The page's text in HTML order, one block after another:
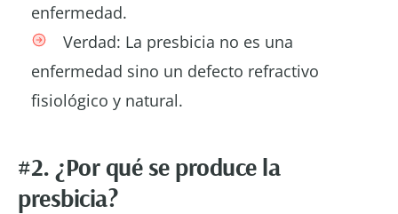
enfermedad.
Verdad: La presbicia no es una
enfermedad sino un defecto refractivo
fisiológico y natural.
#2. ¿Por qué se produce la
presbicia?